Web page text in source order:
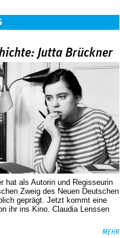
Jutta Brückner
hat als Autorin und Regisseurin
Zweig des Neuen Deutschen
geprägt. Jetzt kommt eine
ihr ins Kino. Claudia Lenssen
MEHR